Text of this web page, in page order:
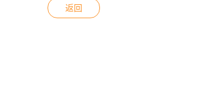
返回